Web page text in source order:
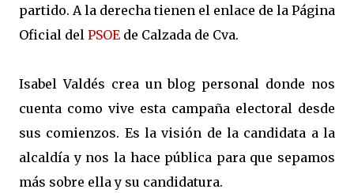
partido. A la derecha tienen el enlace de la Página
Oficial del PSOE de Calzada de Cva.
Isabel Valdés crea un blog personal donde nos
cuenta como vive esta campaña electoral desde
sus comienzos. Es la visión de la candidata a la
alcaldía y nos la hace pública para que sepamos
más sobre ella y su candidatura.